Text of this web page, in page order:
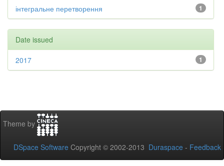
1
інтегральне перетворення
Date issued
1
2017
Theme by
DSpace Software Copyright © 2002-2013 Duraspace - Feedback